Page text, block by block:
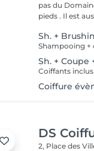
pas du
pieds . Il est
Sh. +
Shampooing +
Sh. + Coupe
Coiffants inclus
Coiffure
DS
2, Place des